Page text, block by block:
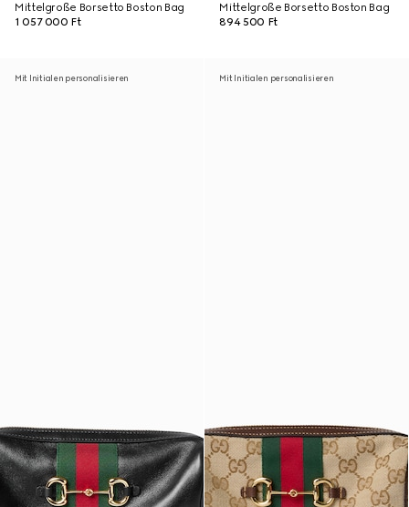
Mittelgroße Borsetto Boston Bag
1 057 000 Ft
Mittelgroße Borsetto Boston Bag
894 500 Ft
Mit Initialen personalisieren Mit Initialen personalisieren